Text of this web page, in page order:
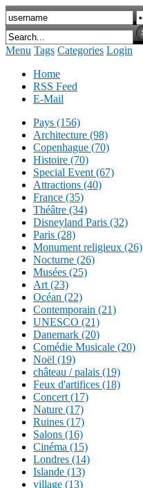
Menu Tags Categories Login
Home
RSS Feed
E-Mail
Pays (156)
Architecture (98)
Copenhague (70)
Histoire (70)
Special Event (67)
Attractions (40)
France (35)
Théâtre (34)
Disneyland Paris (32)
Paris (28)
Monument religieux (26)
Nocturne (26)
Musées (25)
Art (23)
Océan (22)
Contemporain (21)
UNESCO (21)
Danemark (20)
Comédie Musicale (20)
Noël (19)
château / palais (19)
Feux d'artifices (18)
Concert (17)
Nature (17)
Ruines (17)
Salons (16)
Cinéma (15)
Londres (14)
Islande (13)
village (13)